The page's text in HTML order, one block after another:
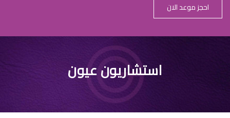
احجز موعد الان
افضل دكتور عيون
بالسعودية
استشاريون عيون